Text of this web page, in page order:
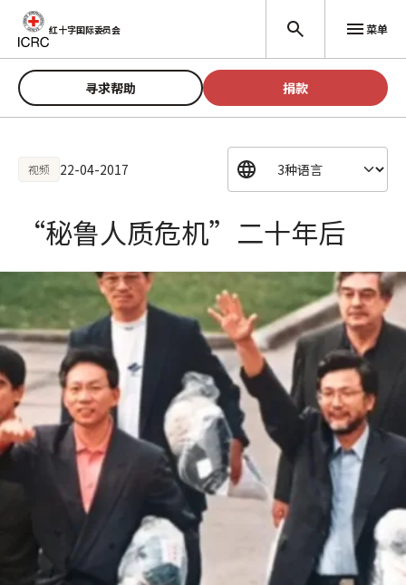
跳至主要内容
红十字国际委员会 菜单
寻求帮助 捐款
视频 22-04-2017
“秘鲁人质危机”二十年后